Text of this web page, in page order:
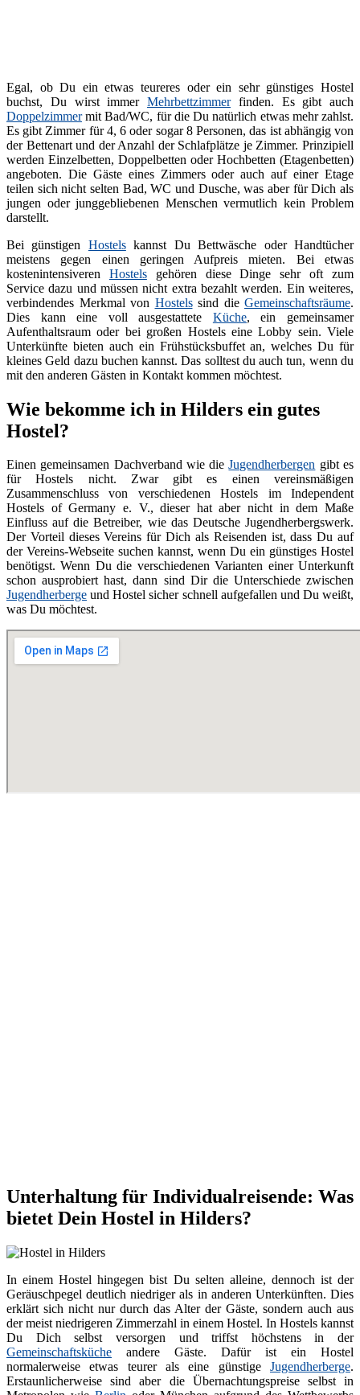
Egal, ob Du ein etwas teureres oder ein sehr günstiges Hostel
buchst, Du wirst immer Mehrbettzimmerfinden. Es gibt auch
Doppelzimmermit Bad/WC, für die Du natürlich etwas mehr zahlst.
Es gibt Zimmer für 4, 6 oder sogar 8 Personen, das ist abhängig von
der Bettenart und der Anzahl der Schlafplätze je Zimmer. Prinzipiell
werden Einzelbetten, Doppelbetten oder Hochbetten (Etagenbetten)
angeboten. Die Gäste eines Zimmers oder auch auf einer Etage
teilen sich nicht selten Bad, WC und Dusche, was aber für Dich als
jungen oder junggebliebenen Menschen vermutlich kein Problem
darstellt.
Bei günstigen Hostelskannst Du Bettwäsche oder Handtücher
meistens gegen einen geringen Aufpreis mieten. Bei etwas
kostenintensiveren Hostelsgehören diese Dinge sehr oft zum
Service dazu und müssen nicht extra bezahlt werden. Ein weiteres,
verbindendes Merkmal von Hostelssind die Gemeinschaftsräume.
Dies kann eine voll ausgestattete Küche, ein gemeinsamer
Aufenthaltsraum oder bei großen Hostels eine Lobby sein. Viele
Unterkünfte bieten auch ein Frühstücksbuffet an, welches Du für
kleines Geld dazu buchen kannst. Das solltest du auch tun, wenn du
mit den anderen Gästen in Kontakt kommen möchtest.
Wie bekomme ich in Hilders ein gutes
Hostel?
Einen gemeinsamen Dachverband wie dieJugendherbergen gibt es
für Hostels nicht. Zwar gibt es einen vereinsmäßigen
Zusammenschluss von verschiedenen Hostels im Independent
Hostels of Germany e. V., dieser hat aber nicht in dem Maße
Einfluss auf die Betreiber, wie das Deutsche Jugendherbergswerk.
Der Vorteil dieses Vereins für Dich als Reisenden ist, dass Du auf
der Vereins-Webseite suchen kannst, wenn Du ein günstiges Hostel
benötigst. Wenn Du die verschiedenen Varianten einer Unterkunft
schon ausprobiert hast, dann sind Dir die Unterschiede zwischen
Jugendherberge und Hostel sicher schnell aufgefallen und Du weißt,
was Du möchtest.
Unterhaltung für Individualreisende: Was
bietet Dein Hostel in Hilders?
In einem Hostel hingegen bist Du selten alleine, dennoch ist der
Geräuschpegel deutlich niedriger als in anderen Unterkünften. Dies
erklärt sich nicht nur durch das Alter der Gäste, sondern auch aus
der meist niedrigeren Zimmerzahl in einem Hostel. In Hostels kannst
Du Dich selbst versorgen und triffst höchstens in der
Gemeinschaftsküche andere Gäste. Dafür ist ein Hostel
normalerweise etwas teurer als eine günstige Jugendherberge.
Erstaunlicherweise sind aber die Übernachtungspreise selbst in